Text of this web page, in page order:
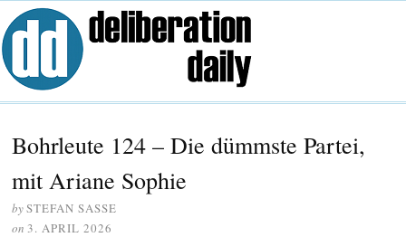
Bohrleute 124 – Die dümmste Partei,
mit Ariane Sophie
bySTEFAN SASSE
on 3. APRIL 2026